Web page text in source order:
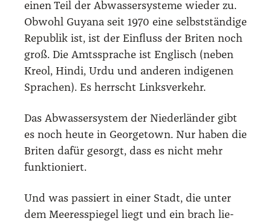
einen Teil der Abwas­ser­sys­te­me wie­der zu.
Obwohl Guya­na seit 1970 eine selbst­stän­di­ge
Repu­blik ist, ist der Ein­fluss der Bri­ten noch
groß. Die Amts­spra­che ist Eng­lisch (neben
Kreol, Hin­di, Urdu und ande­ren indi­ge­nen
Spra­chen). Es herrscht Links­ver­kehr.
Das Abwas­ser­sys­tem der Nie­der­län­der gibt
es noch heu­te in George­town. Nur haben die
Bri­ten dafür gesorgt, dass es nicht mehr
funk­tio­niert.
Und was pas­siert in einer Stadt, die unter
dem Mee­res­spie­gel liegt und ein brach lie­